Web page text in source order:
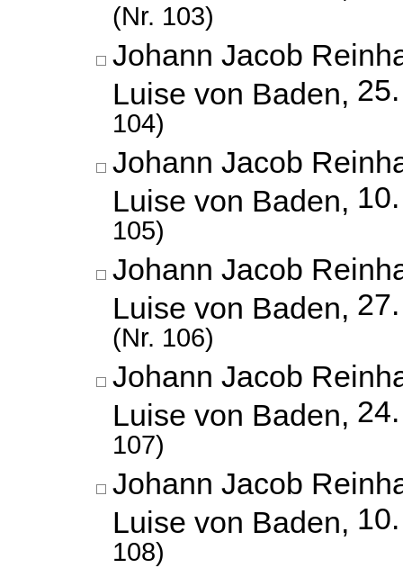
(Nr. 103)
Johann Jacob
Luise von Baden,
104)
Johann Jacob
Luise von Baden,
105)
Johann Jacob
Luise von Baden,
(Nr. 106)
Johann Jacob
Luise von Baden,
107)
Johann Jacob
Luise von Baden,
108)